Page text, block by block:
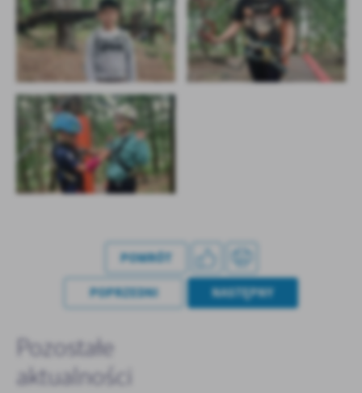
POWRÓT
POPRZEDNI NASTĘPNY
Pozostałe
aktualności